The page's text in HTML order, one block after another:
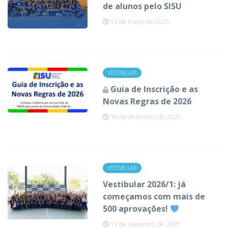
de alunos pelo SISU
10 de março de 2026
VESTIBULAR
Guia de Inscrição e as
Novas Regras de 2026
30 de dezembro de 2025
VESTIBULAR
Vestibular 2026/1: já
começamos com mais de
500 aprovações!
13 de novembro de 2025